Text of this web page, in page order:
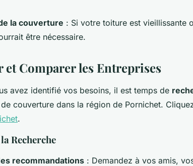
la couverture : Si votre toiture est vieillissante
être nécessaire.
et Comparer les Entreprises
avez identifié vos besoins, il est temps de
couverture dans la région de Pornichet.
.
Recherche
recommandations : Demandez à vos amis,